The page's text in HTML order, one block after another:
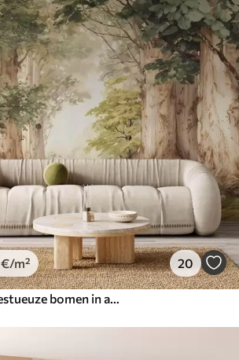
€/m² 20
Bospad tussen majestueuze bomen in aquarelstijl